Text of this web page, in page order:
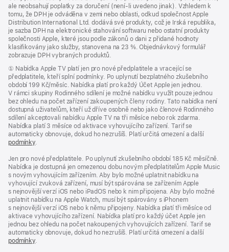
ale neobsahují poplatky za doručení (není-li uvedeno jinak). Vzhledem k
tomu, že DPH je odváděna v zemi nebo oblasti, odkud společnost Apple
Distribution International Ltd. dodává své produkty, což je Irská republika,
je sazba DPH na elektronické stahování softwaru nebo ostatní produkty
společnosti Apple, které jsou podle zákonů o dani z přidané hodnoty
klasifikovány jako služby, stanovena na 23 %. Objednávkový formulář
zobrazuje DPH vybraných produktů.
Poznámka
① Nabídka Apple TV platí jen pro nové předplatitele a vracející se
předplatitele, kteří splní podmínky. Po uplynutí bezplatného zkušebního
období 199 Kč/měsíc. Nabídka platí pro každý Účet Apple jen jednou.
V rámci skupiny Rodinného sdílení je možné nabídku využít pouze jednou
bez ohledu na počet zařízení zakoupených členy rodiny. Tato nabídka není
dostupná uživatelům, kteří už dříve osobně nebo jako členové Rodinného
sdílení akceptovali nabídku Apple TV na tři měsíce nebo rok zdarma.
Nabídka platí 3 měsíce od aktivace vyhovujícího zařízení. Tarif se
automaticky obnovuje, dokud ho nezrušíš. Platí určitá omezení a další
podmínky.
Jen pro nové předplatitele. Po uplynutí zkušebního období 185 Kč měsíčně.
Nabídka je dostupná jen omezenou dobu novým předplatitelům Apple Music
s novým vyhovujícím zařízením. Aby bylo možné uplatnit nabídku na
vyhovující zvuková zařízení, musí být spárována se zařízením Apple
s nejnovější verzí iOS nebo iPadOS nebo k nim připojena. Aby bylo možné
uplatnit nabídku na Apple Watch, musí být spárovány s iPhonem
s nejnovější verzí iOS nebo k němu připojeny. Nabídka platí tři měsíce od
aktivace vyhovujícího zařízení. Nabídka platí pro každý účet Apple jen
jednou bez ohledu na počet nakoupených vyhovujících zařízení. Tarif se
automaticky obnovuje, dokud ho nezrušíš. Platí určitá omezení a další
podmínky.